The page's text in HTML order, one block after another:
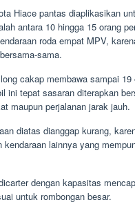
Hiace pantas diaplikasikan
antara 10 hingga 15 orang
roda empat MPV,
sama.
cakap membawa sampai 19
ini tepat sasaran diterapkan
maupun perjalanan jarak jauh.
diatas dianggap kurang,
kendaraan lainnya yang
dengan kapasitas
untuk rombongan besar.